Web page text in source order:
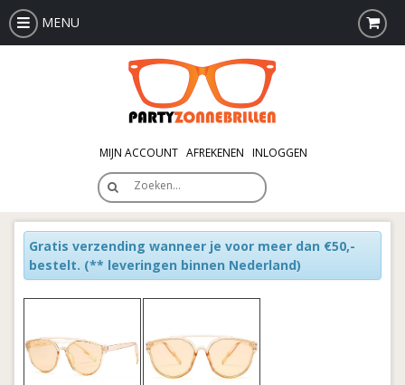
MENU
MIJN ACCOUNT AFREKENEN INLOGGEN
Zoeken…
Gratis verzending wanneer je voor meer dan €50,-
bestelt. (** leveringen binnen Nederland)